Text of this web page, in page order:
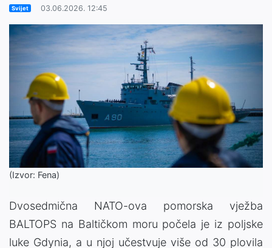
Svijet 03.06.2026. 12:45
(Izvor: Fena)
Dvosedmična NATO-ova pomorska vježba
BALTOPS na Baltičkom moru počela je iz poljske
luke Gdynia, a u njoj učestvuje više od 30 plovila